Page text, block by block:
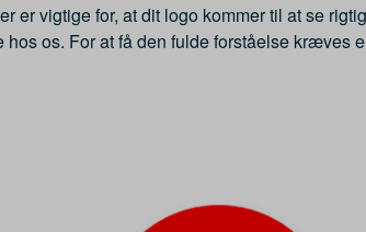
vigtige for, at dit logo kommer til at se
os. For at få den fulde forståelse kræves